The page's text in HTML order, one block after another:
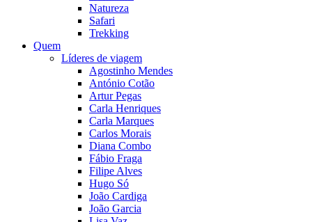
Natureza
Safari
Trekking
Quem
Líderes de viagem
Agostinho Mendes
António Cotão
Artur Pegas
Carla Henriques
Carla Marques
Carlos Morais
Diana Combo
Fábio Fraga
Filipe Alves
Hugo Só
João Cardiga
João Garcia